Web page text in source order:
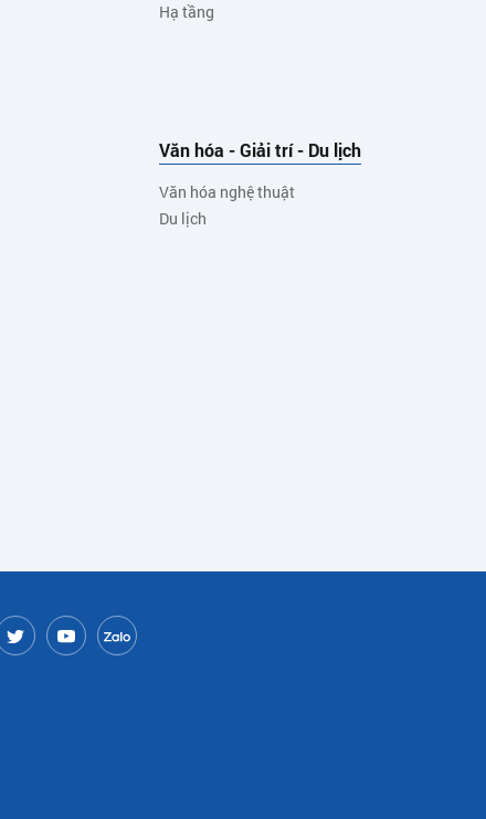
Hạ tầng
Văn hóa - Giải trí - Du lịch
Văn hóa nghệ thuật
Du lịch